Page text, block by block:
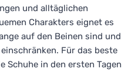
und alltäglichen
Charakters eignet es
auf den Beinen sind und
Für das beste
Schuhe in den ersten Tagen